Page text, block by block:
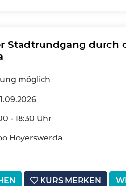
Stadtrundgang durch
möglich
- 18:30 Uhr
Hoyerswerda
KURS MERKEN